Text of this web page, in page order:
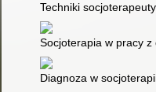
Techniki
Socjoterapia w pracy z
Diagnoza w